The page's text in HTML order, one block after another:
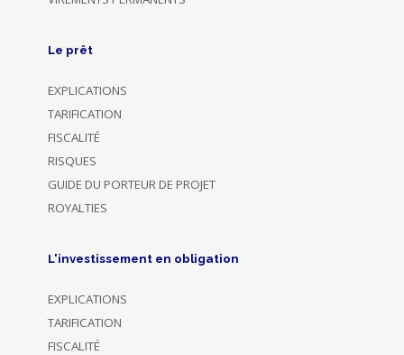
Le prêt
EXPLICATIONS
TARIFICATION
FISCALITÉ
RISQUES
GUIDE DU PORTEUR DE PROJET
ROYALTIES
L'investissement en obligation
EXPLICATIONS
TARIFICATION
FISCALITÉ